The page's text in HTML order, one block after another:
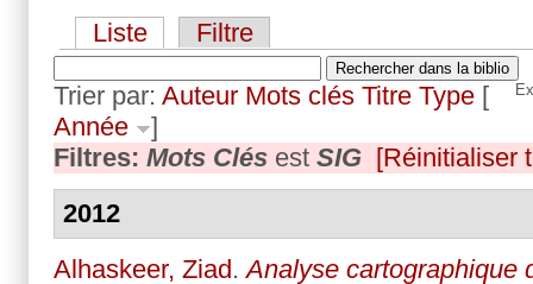
Liste Filtre
Trier par: Auteur Mots clés Titre Type [
Année
]
Filtres: Mots Clés est SIG [Réinitialiser
2012
Alhaskeer, Ziad. Analyse cartographique